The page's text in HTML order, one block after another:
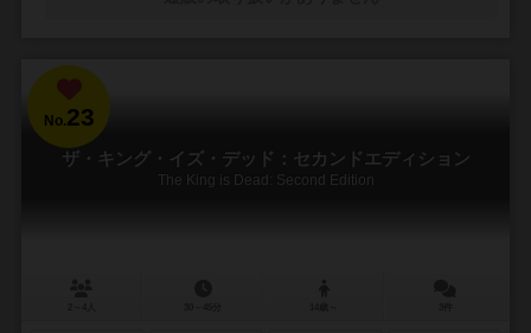
No.23
ザ・キング・イズ・デッド：セカンドエディション
The King is Dead: Second Edition